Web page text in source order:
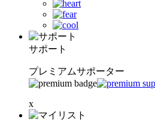
サポート
プレミアムサポーター
x